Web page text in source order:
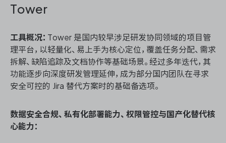
Tower
工具概况： Tower 是国内较早涉足研发协同领域的项目管
理平台，以轻量化、易上手为核心定位，覆盖任务分配、需求
拆解、缺陷追踪及文档协作等基础场景。经过多年迭代，其
功能逐步向深度研发管理延伸，成为部分国内团队在寻求
安全可控的 Jira 替代方案时的基础备选项。
数据安全合规、私有化部署能力、权限管控与国产化替代核
心能力：